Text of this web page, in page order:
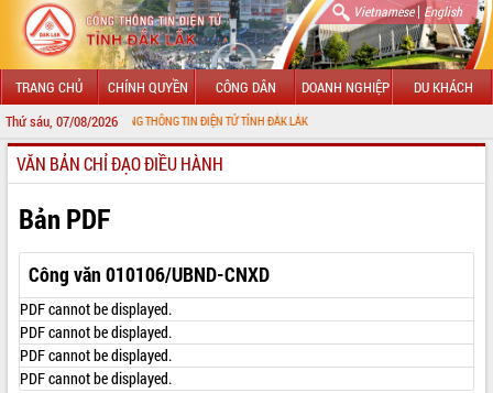
Vietnamese| English
TRANG CHỦ CHÍNH QUYỀN CÔNG DÂN DOANH NGHIỆP DU KHÁCH
Thứ sáu, 07/08/2026
ĐẾN VỚI CỔNG THÔNG TIN ĐIỆN TỬ TỈNH ĐẮK LẮK
GIỚI THIỆU
LÃNH ĐẠO UBND TỈNH
TIN TỨC SỰ KIỆN
SỞ, BAN, NGÀNH
UBND CÁC XÃ, PHƯỜNG
THÔNG TIN CHỈ ĐẠO ĐIỀU HÀNH
VĂN BẢN CHỈ ĐẠO ĐIỀU HÀNH
Bản PDF
Công văn 010106/UBND-CNXD
PDF cannot be displayed.
PDF cannot be displayed.
PDF cannot be displayed.
PDF cannot be displayed.